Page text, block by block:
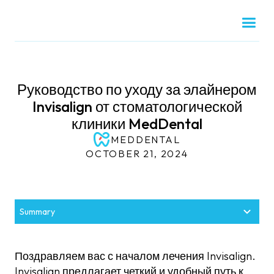
Руководство по уходу за элайнером
Invisalign от стоматологической
клиники MedDental
MEDDENTAL
OCTOBER 21, 2024
Summary
уходу
Поздравляем вас с началом лечения Invisalign.